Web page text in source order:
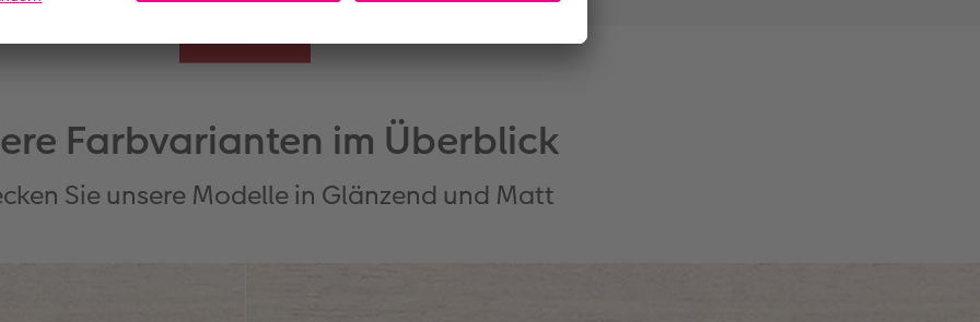
Farbvarianten im Überblick
Sie unsere Modelle in Glänzend und Matt